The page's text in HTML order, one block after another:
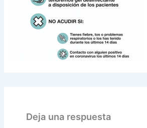
Deja una respuesta